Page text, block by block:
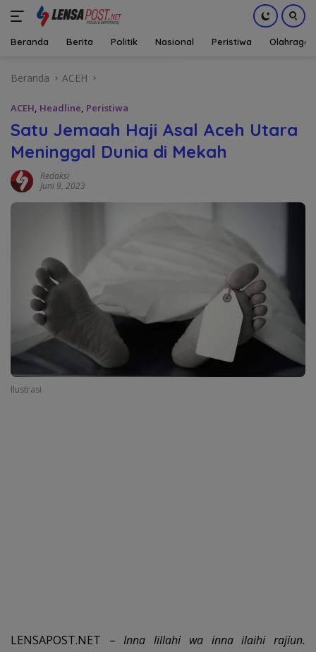
Beranda Berita Politik Nasional Peristiwa Olahraga
Beranda ACEH
ACEH, Headline, Peristiwa
Satu Jemaah Haji Asal Aceh Utara
Meninggal Dunia di Mekah
Redaksi
Juni 9, 2023
Ilustrasi
LENSAPOST.NET –Inna lillahi wa inna ilaihi rajiun.